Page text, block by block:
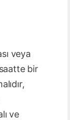
veya
bir
ve